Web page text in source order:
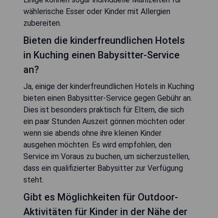
wählerische Esser oder Kinder mit Allergien
zubereiten.
Bieten die kinderfreundlichen Hotels
in Kuching einen Babysitter-Service
an?
Ja, einige der kinderfreundlichen Hotels in Kuching
bieten einen Babysitter-Service gegen Gebühr an.
Dies ist besonders praktisch für Eltern, die sich
ein paar Stunden Auszeit gönnen möchten oder
wenn sie abends ohne ihre kleinen Kinder
ausgehen möchten. Es wird empfohlen, den
Service im Voraus zu buchen, um sicherzustellen,
dass ein qualifizierter Babysitter zur Verfügung
steht.
Gibt es Möglichkeiten für Outdoor-
Aktivitäten für Kinder in der Nähe der